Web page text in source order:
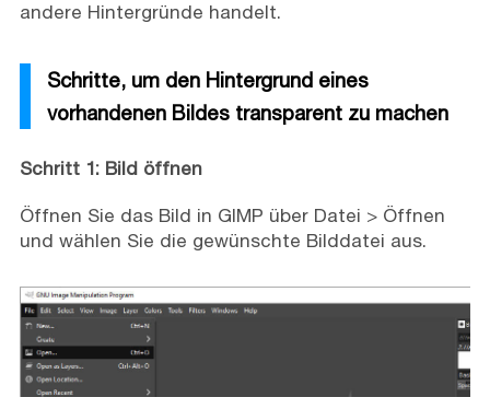
andere Hintergründe handelt.
Schritte, um den Hintergrund eines
vorhandenen Bildes transparent zu machen
Schritt 1: Bild öffnen
Öffnen Sie das Bild in GIMP über Datei > Öffnen
und wählen Sie die gewünschte Bilddatei aus.